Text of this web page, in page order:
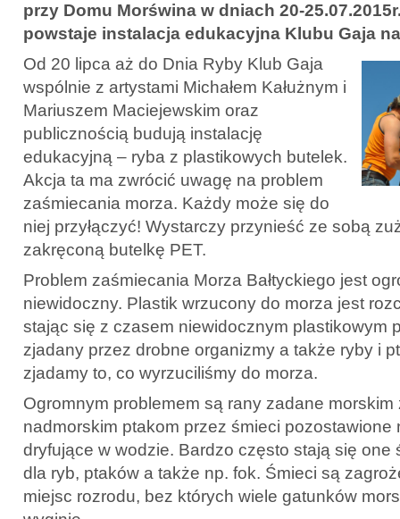
przy Domu Morświna w dniach 20-
powstaje instalacja edukacyjna Klubu Gaja
Od 20 lipca aż do Dnia Ryby Klub Gaja
wspólnie z artystami Michałem Kałużnym i
Mariuszem Maciejewskim oraz
publicznością budują instalację
edukacyjną – ryba z plastikowych butelek.
Akcja ta ma zwrócić uwagę na problem
zaśmiecania morza. Każdy może się do
niej przyłączyć! Wystarczy przynieść ze sobą
zakręconą butelkę PET.
Problem zaśmiecania Morza Bałtyckiego jest
niewidoczny. Plastik wrzucony do morza jest
stając się z czasem niewidocznym plastikowym
zjadany przez drobne organizmy a także ryby i
zjadamy to, co wyrzuciliśmy do morza.
Ogromnym problemem są rany zadane morskim
nadmorskim ptakom przez śmieci pozostawione
dryfujące w wodzie. Bardzo często stają się one
dla ryb, ptaków a także np. fok. Śmieci są
miejsc rozrodu, bez których wiele gatunków